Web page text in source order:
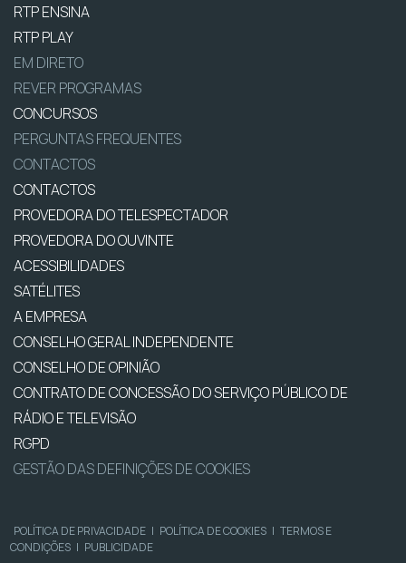
RTP ENSINA
RTP PLAY
EM DIRETO
REVER PROGRAMAS
CONCURSOS
PERGUNTAS FREQUENTES
CONTACTOS
CONTACTOS
PROVEDORA DO TELESPECTADOR
PROVEDORA DO OUVINTE
ACESSIBILIDADES
SATÉLITES
A EMPRESA
CONSELHO GERAL INDEPENDENTE
CONSELHO DE OPINIÃO
CONTRATO DE CONCESSÃO DO SERVIÇO PÚBLICO DE
RÁDIO E TELEVISÃO
RGPD
GESTÃO DAS DEFINIÇÕES DE COOKIES
POLÍTICA DE PRIVACIDADE | POLÍTICA DE COOKIES | TERMOS E
CONDIÇÕES | PUBLICIDADE